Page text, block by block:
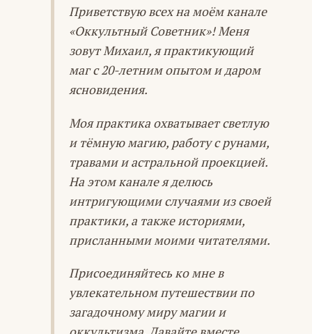
Приветствую всех на моём канале
«Оккультный Советник»! Меня
зовут Михаил, я практикующий
маг с 20-летним опытом и даром
ясновидения.
Моя практика охватывает светлую
и тёмную магию, работу с рунами,
травами и астральной проекцией.
На этом канале я делюсь
интригующими случаями из своей
практики, а также историями,
присланными моими читателями.
Присоединяйтесь ко мне в
увлекательном путешествии по
загадочному миру магии и